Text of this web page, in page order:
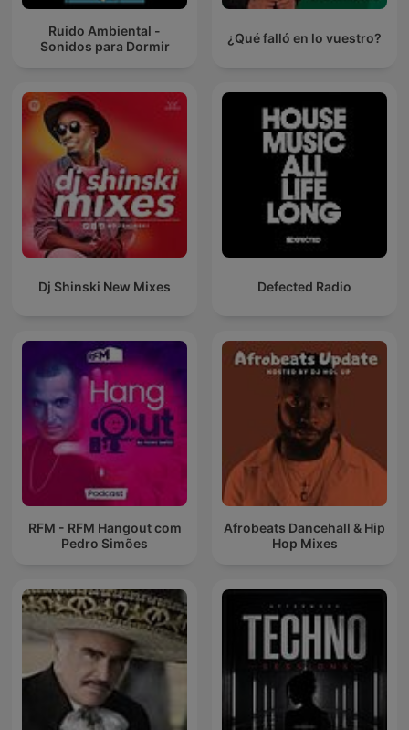
Ruido Ambiental -
Sonidos para Dormir
¿Qué falló en lo vuestro?
Dj Shinski New Mixes Defected Radio
RFM - RFM Hangout com
Pedro Simões
Afrobeats Dancehall & Hip
Hop Mixes